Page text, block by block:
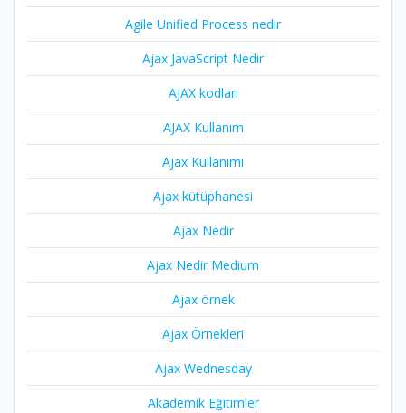
Agile Unified Process nedir
Ajax JavaScript Nedir
AJAX kodları
AJAX Kullanım
Ajax Kullanımı
Ajax kütüphanesi
Ajax Nedir
Ajax Nedir Medium
Ajax örnek
Ajax Örnekleri
Ajax Wednesday
Akademik Eğitimler